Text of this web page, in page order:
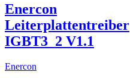
Enercon
Leiterplattentreiber
IGBT3_2 V1.1
Enercon